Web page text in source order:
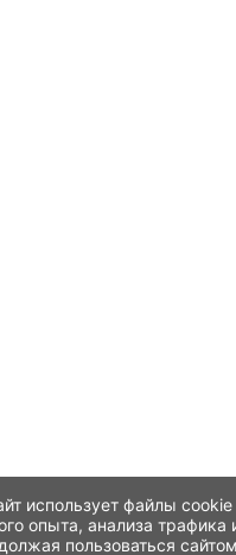
использует файлы cookie
опыта, анализа трафика
пользоваться